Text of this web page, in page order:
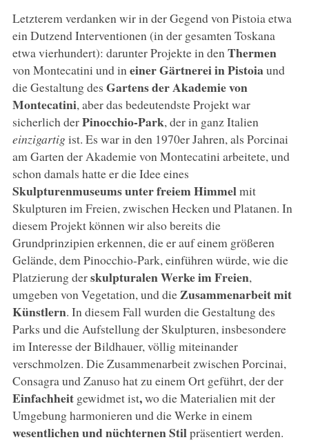
Letzterem verdanken wir in der Gegend von Pistoia etwa
ein Dutzend Interventionen (in der gesamten Toskana
etwa vierhundert): darunter Projekte in den Thermen
von Montecatini und in einer Gärtnerei in Pistoiaund
die Gestaltung des Gartens der Akademie von
Montecatini, aber das bedeutendste Projekt war
sicherlich derPinocchio-Park, der in ganz Italien
einzigartigist. Es war in den 1970er Jahren, als Porcinai
am Garten der Akademie von Montecatini arbeitete, und
schon damals hatte er die Idee eines
Skulpturenmuseums unter freiem Himmelmit
Skulpturen im Freien, zwischen Hecken und Platanen. In
diesem Projekt können wir also bereits die
Grundprinzipien erkennen, die er auf einem größeren
Gelände, dem Pinocchio-Park, einführen würde, wie die
Platzierung derskulpturalen Werke im Freien,
umgeben von Vegetation, und dieZusammenarbeit mit
Künstlern. In diesem Fall wurden die Gestaltung des
Parks und die Aufstellung der Skulpturen, insbesondere
im Interesse der Bildhauer, völlig miteinander
verschmolzen. Die Zusammenarbeit zwischen Porcinai,
Consagra und Zanuso hat zu einem Ort geführt, der der
Einfachheitgewidmet ist,wo die Materialien mit der
Umgebung harmonieren und die Werke in einem
wesentlichen und nüchternen Stilpräsentiert werden.